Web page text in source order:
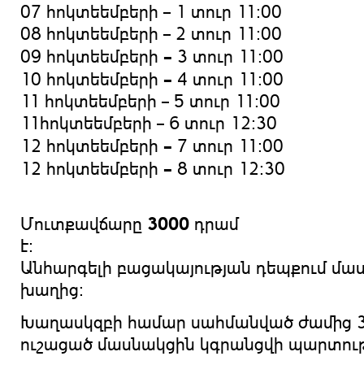
07 հոկտեեմբերի – 1 տուր 11:00
08 հոկտեեմբերի – 2 տուր
09 հոկտեեմբերի – 3 տուր
10 հոկտեեմբերի – 4 տուր
11 հոկտեեմբերի – 5 տուր 11:00
11հոկտեեմբերի – 6 տուր 12:30
12 հոկտեեմբերի – 7 տուր 11:00
12 հոկտեեմբերի – 8 տուր 12:30
Մուտքավճարը 3000 դրամ
Անհարգելի բացակայության դեպքում
խաղից:
Խաղասկզբի համար սահմանված ժամից
ուշացած մասնակցին կգրանցվի